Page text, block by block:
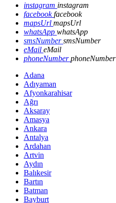
instagram instagram
facebookfacebook
mapsUrl mapsUrl
whatsApp whatsApp
smsNumbersmsNumber
eMail eMail
phoneNumberphoneNumber
Adana
Adıyaman
Afyonkarahisar
Ağrı
Aksaray
Amasya
Ankara
Antalya
Ardahan
Artvin
Aydın
Balıkesir
Bartın
Batman
Bayburt